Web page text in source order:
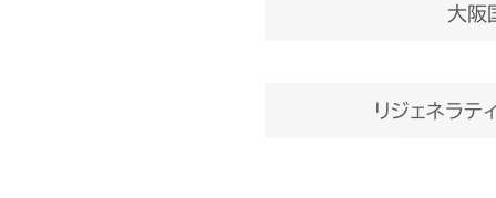
大阪
リジェネラ